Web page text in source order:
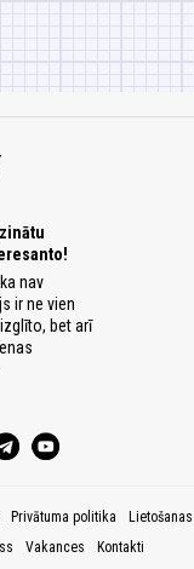
nav
ir ne vien
bet arī
Privātuma politika
Vakances Kontakti